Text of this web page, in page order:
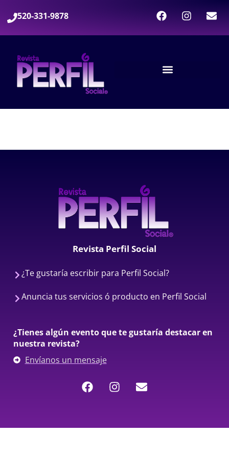
520-331-9878
Revista Perfil Social
¿Te gustaría escribir para Perfil Social?
Anuncia tus servicios ó producto en Perfil Social
¿Tienes algún evento que te gustaría destacar en
nuestra revista?
Envíanos un mensaje